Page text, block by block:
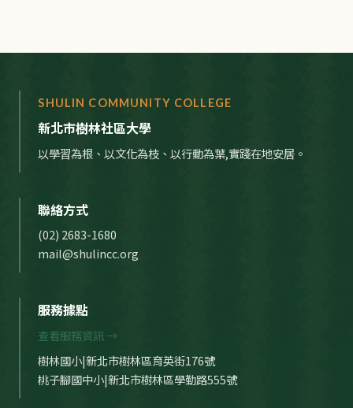
SHULIN COMMUNITY COLLEGE
新北市樹林社區大學
以學習為根、以文化為枝、以行動為葉,實踐在地安居。
聯絡方式
(02) 2683-1680
mail@shulincc.org
服務據點
查看服務資訊 →
樹林國小|新北市樹林區育英街176號
桃子腳國中小|新北市樹林區學勤路555號